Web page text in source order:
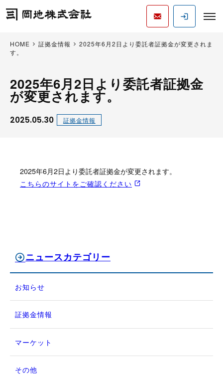
HOME 証拠金情報
2025年6月2日より委託者証拠金が変更されま
す。
2025年6月2日より委託者証拠金
が変更されます。
2025.05.30 証拠金情報
2025年6月2日より委託者証拠金が変更されます。
こちらのサイトをご確認ください
ニュースカテゴリー
お知らせ
証拠金情報
マーケット
その他